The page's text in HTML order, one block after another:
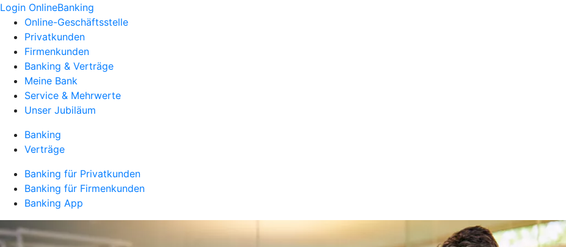
Login OnlineBanking
Online-Geschäftsstelle
Privatkunden
Firmenkunden
Banking & Verträge
Meine Bank
Service & Mehrwerte
Unser Jubiläum
Banking
Verträge
Banking für Privatkunden
Banking für Firmenkunden
Banking App